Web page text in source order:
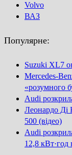
Volvo
ВАЗ
Популярне:
Suzuki XL7
Mercedes-
«розумного
Audi
Леонардо Ді
500 (відео)
Audi
12,8 кВт·год